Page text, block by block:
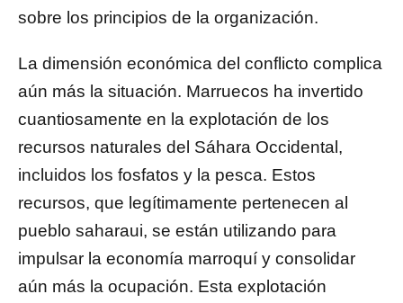
sobre los principios de la organización.
La dimensión económica del conflicto complica
aún más la situación. Marruecos ha invertido
cuantiosamente en la explotación de los
recursos naturales del Sáhara Occidental,
incluidos los fosfatos y la pesca. Estos
recursos, que legítimamente pertenecen al
pueblo saharaui, se están utilizando para
impulsar la economía marroquí y consolidar
aún más la ocupación. Esta explotación